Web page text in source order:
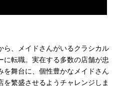
ら、メイドさんがいるクラシカル
に転職。実在する多数の店舗が忠
を舞台に、個性豊かなメイドさん
を繁盛させるようチャレンジしま